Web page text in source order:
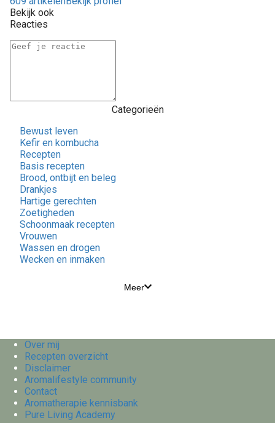
Bekijk ook
Reacties
Categorieën
Bewust leven
Kefir en kombucha
Recepten
Basis recepten
Brood, ontbijt en beleg
Drankjes
Hartige gerechten
Zoetigheden
Schoonmaak recepten
Vrouwen
Wassen en drogen
Wecken en inmaken
Meer
Over mij
Recepten overzicht
Disclaimer
Aromalifestyle community
Contact
Aromatherapie kennisbank
Pure Living Academy